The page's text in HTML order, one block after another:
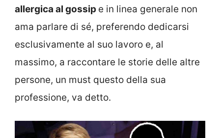
allergica al gossip e in linea generale non
ama parlare di sé, preferendo dedicarsi
esclusivamente al suo lavoro e, al
massimo, a raccontare le storie delle altre
persone, un must questo della sua
professione, va detto.